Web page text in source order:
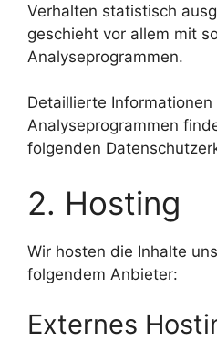
Verhalten statistisch
geschieht vor allem mit
Analyseprogrammen.
Detaillierte Informationen
Analyseprogrammen
folgenden
2. Hosting
Wir hosten die Inhalte
folgendem Anbieter:
Externes